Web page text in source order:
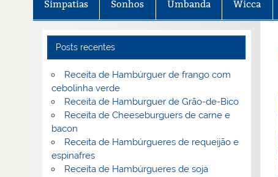
Simpatias Sonhos Umbanda Wicca
Posts recentes
Receita de Hambúrguer de frango com
cebolinha verde
Receita de Hamburguer de Grão-de-Bico
Receita de Cheeseburguers de carne e
bacon
Receita de Hambúrgueres de requeijão e
espinafres
Receita de Hambúrgueres de soja